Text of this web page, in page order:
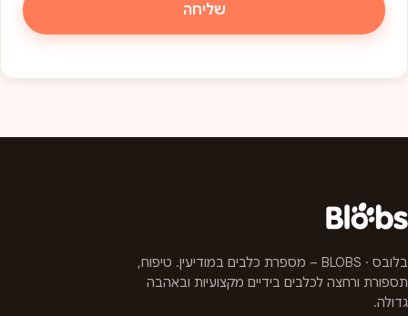
שליחה
בלובס · BLOBS – מספרת כלבים במודיעין. טיפוח,
תספורת ורחצה לכלבים בידיים מקצועיות ובאהבה
גדולה.